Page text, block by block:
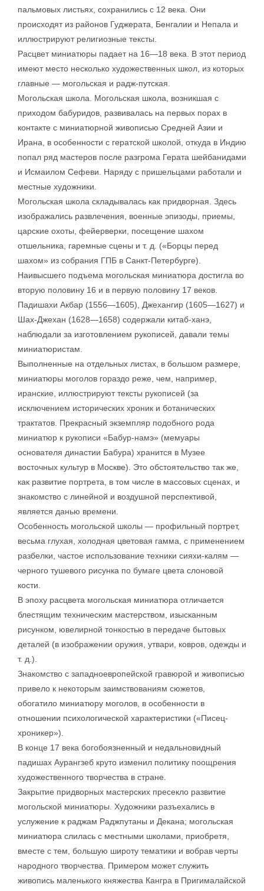
пальмовых листьях, сохранились с 12 века. Они
происходят из районов Гуджерата, Бенгалии и Непала и
иллюстрируют религиозные тексты.
Расцвет миниатюры падает на 16—18 века. В этот период
имеют место несколько художественных школ, из которых
главные — могольская и радж-путская.
Могольская школа. Могольская школа, возникшая с
приходом бабуридов, развивалась на первых порах в
контакте с миниатюрной живописью Средней Азии и
Ирана, в особенности с гератской школой, откуда в Индию
попал ряд мастеров после разгрома Герата шейбанидами
и Исмаилом Сефеви. Наряду с пришельцами работали и
местные художники.
Могольская школа складывалась как придворная. Здесь
изображались развлечения, военные эпизоды, приемы,
царские охоты, фейерверки, посещение шахом
отшельника, гаремные сцены и т. д. («Борцы перед
шахом» из собрания ГПБ в Санкт-Петербурге).
Наивысшего подъема могольская миниатюра достигла во
вторую половину 16 и в первую половину 17 веков.
Падишахи Акбар (1556—1605), Джехангир (1605—1627) и
Шах-Джехан (1628—1658) содержали китаб-ханэ,
наблюдали за изготовлением рукописей, давали темы
миниатюристам.
Выполненные на отдельных листах, в большом размере,
миниатюры моголов гораздо реже, чем, например,
иранские, иллюстрируют тексты рукописей (за
исключением исторических хроник и ботанических
трактатов. Прекрасный экземпляр подобного рода
миниатюр к рукописи «Бабур-намэ» (мемуары
основателя династии Бабура) хранится в Музее
восточных культур в Москве). Это обстоятельство так же,
как развитие портрета, в том числе в массовых сценах, и
знакомство с линейной и воздушной перспективой,
является данью времени.
Особенность могольской школы — профильный портрет,
весьма глухая, холодная цветовая гамма, с применением
разбелки, частое использование техники сияхи-калям —
черного тушевого рисунка по бумаге цвета слоновой
кости.
В эпоху расцвета могольская миниатюра отличается
блестящим техническим мастерством, изысканным
рисунком, ювелирной тонкостью в передаче бытовых
деталей (в изображении оружия, утвари, ковров, одежды и
т. д.).
Знакомство с западноевропейской гравюрой и живописью
привело к некоторым заимствованиям сюжетов,
обогатило миниатюру моголов, в особенности в
отношении психологической характеристики («Писец-
хроникер»).
В конце 17 века богобоязненный и недальновидный
падишах Аурангзеб круто изменил политику поощрения
художественного творчества в стране.
Закрытие придворных мастерских пресекло развитие
могольской миниатюры. Художники разъехались в
услужение к раджам Раджпутаны и Декана; могольская
миниатюра слилась с местными школами, приобретя,
вместе с тем, большую широту тематики и вобрав черты
народного творчества. Примером может служить
живопись маленького княжества Кангра в Пригималайской